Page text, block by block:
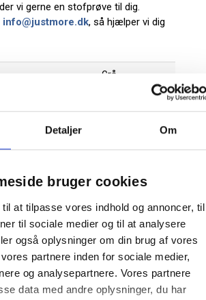
Detaljer Om
bruger cookies
at tilpasse vores indhold og annoncer, til
til sociale medier og til at analysere
også oplysninger om din brug af vores
partnere inden for sociale medier,
og analysepartnere. Vores partnere
data med andre oplysninger, du har
vi gerne en stofprøve til dig.
info@justmore.dk, så hjælper vi dig
Grå
produceret, når den bestilles.
ikke afbestille eller returnere den, så
bestillingen. Dette gælder
og erhvervskunder.
på bestilling minimerer spild
et stort varelager. Da tavlen
særligt til dig, tager det ca. 15-21
kan leveres.